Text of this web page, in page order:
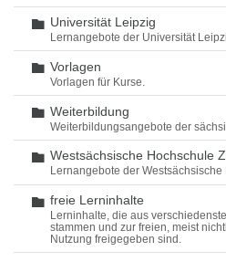
Ordner
Universität Leipzig
Lernangebote der Universität
Ordner
Vorlagen
Vorlagen für Kurse.
Ordner
Weiterbildung
Weiterbildungsangebote der
Ordner
Westsächsische Hochschule
Lernangebote der
Ordner
freie Lerninhalte
Lerninhalte, die aus
stammen und zur freien, meist
Nutzung freigegeben sind.